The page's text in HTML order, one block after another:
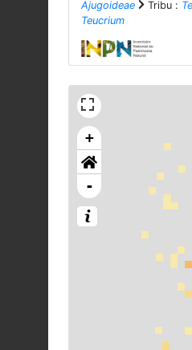
Ajugoideae
Tribu :
Teucrium
+
-